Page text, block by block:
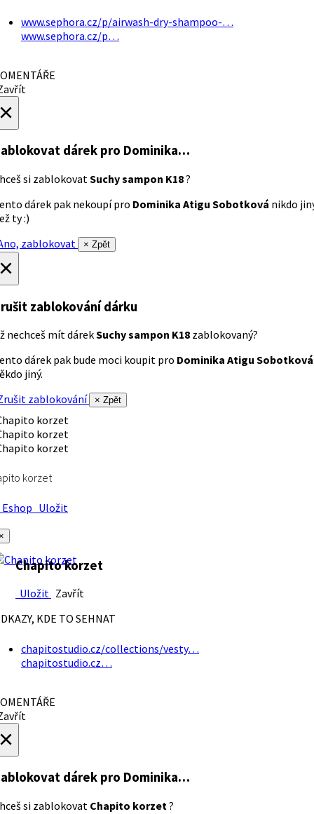
www.sephora.cz/p/airwash-dry-shampoo-…
www.sephora.cz/p…
dárek pro Dominika…
si zablokovatSuchy sampon K18?
dárek pak nekoupí pro Dominika Atigu Sobotková nikdo
ty :)
zablokovat
× Zpět
zablokování dárku
nechceš mít dárekSuchy sampon K18 zablokovaný?
dárek pak bude moci koupit pro Dominika Atigu Sobotková
jiný.
zablokování
× Zpět
korzet
Uložit
Chapito korzet
Uložit Zavřít
KDE TO SEHNAT
chapitostudio.cz/collections/vesty…
chapitostudio.cz…
dárek pro Dominika…
si zablokovat Chapito korzet?